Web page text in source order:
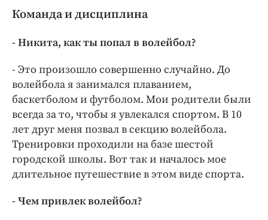
Команда и дисциплина
- Никита, как ты попал в волейбол?
- Это произошло совершенно случайно. До
волейбола я занимался плаванием,
баскетболом и футболом. Мои родители были
всегда за то, чтобы я увлекался спортом. В 10
лет друг меня позвал в секцию волейбола.
Тренировки проходили на базе шестой
городской школы. Вот так и началось мое
длительное путешествие в этом виде спорта.
- Чем привлек волейбол?